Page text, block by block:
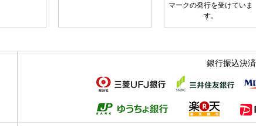
マークの発行を受けていま
す。
銀行振込決済